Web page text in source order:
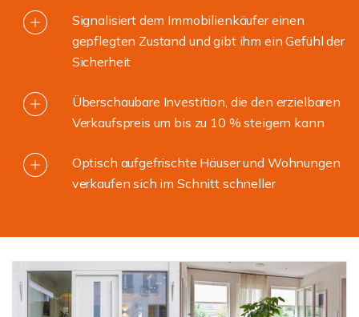
Signalisiert dem Immobilienkäufer einen
gepflegten Zustand und gibt ihm ein Gefühl der
Sicherheit
Überschaubare Investition, die den erzielbaren
Verkaufspreis um bis zu 10 % steigern kann
Optisch aufgefrischte Häuser und Wohnungen
verkaufen sich im Schnitt schneller